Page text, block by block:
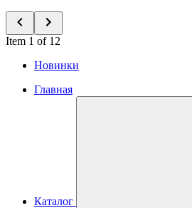
Item 1 of 12
Новинки
Главная
Каталог